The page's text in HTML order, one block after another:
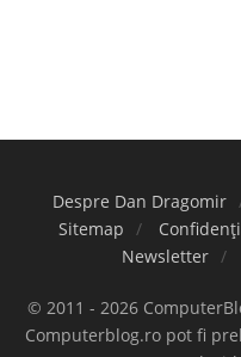
Despre Dan Dragomir
Sitemap
Newsletter
© 2011 - 2026
Computerblog.ro pot fi